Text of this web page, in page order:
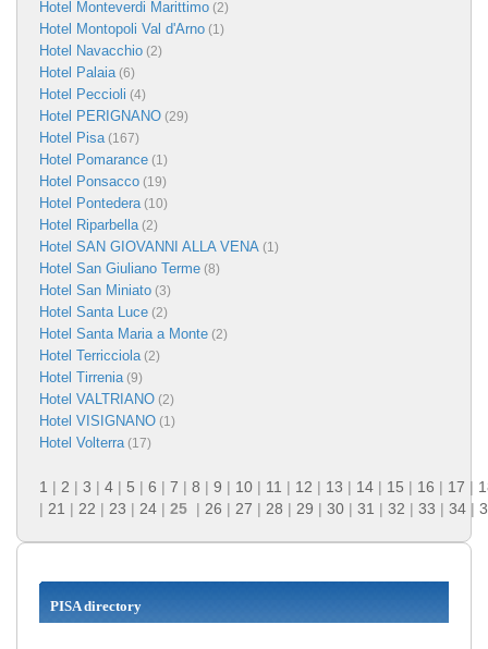
Hotel Monteverdi Marittimo (2)
Hotel Montopoli Val d'Arno (1)
Hotel Navacchio (2)
Hotel Palaia(6)
Hotel Peccioli (4)
Hotel PERIGNANO (29)
Hotel Pisa(167)
Hotel Pomarance (1)
Hotel Ponsacco (19)
Hotel Pontedera(10)
Hotel Riparbella(2)
Hotel SAN GIOVANNI ALLA VENA (1)
Hotel San Giuliano Terme (8)
Hotel San Miniato (3)
Hotel Santa Luce (2)
Hotel Santa Maria a Monte (2)
Hotel Terricciola(2)
Hotel Tirrenia(9)
Hotel VALTRIANO (2)
Hotel VISIGNANO (1)
Hotel Volterra(17)
1 | 2 | 3 | 4 | 5 | 6 | 7 | 8 | 9 | 10 | 11 | 12 | 13 | 14 | 15 | 16 | 17 |
| 21 | 22 | 23 | 24 | 25 | 26 | 27 | 28 | 29 | 30 | 31 | 32 | 33 | 34 |
PISA directory